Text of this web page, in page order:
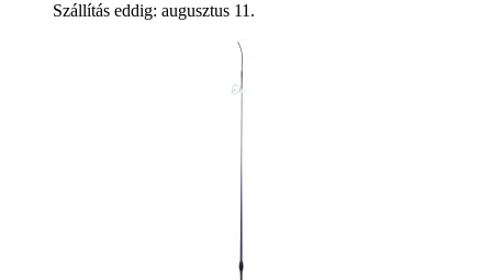
Szállítás eddig: augusztus 11.